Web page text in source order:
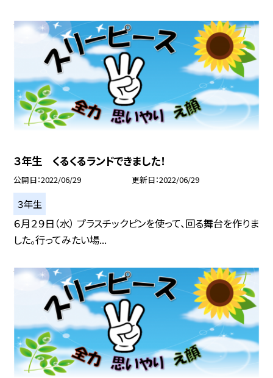
３年生 くるくるランドできました！
公開日 2022/06/29 更新日 2022/06/29
３年生
６月２９日（水） プラスチックピンを使って、回る舞台を作りま
した。行ってみたい場...